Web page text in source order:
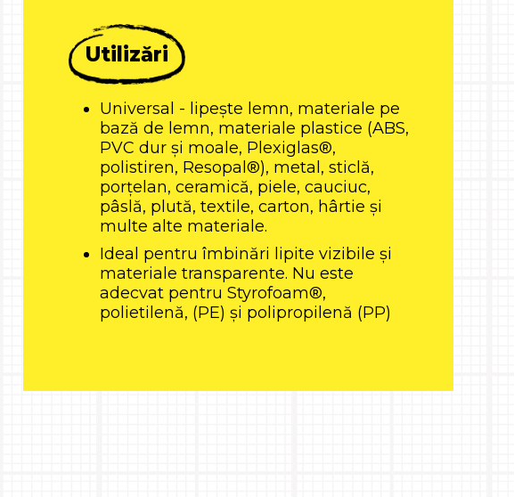
Utilizări
Universal - lipește lemn, materiale pe
bază de lemn, materiale plastice (ABS,
PVC dur și moale, Plexiglas®,
polistiren, Resopal®), metal, sticlă,
porțelan, ceramică, piele, cauciuc,
pâslă, plută, textile, carton, hârtie și
multe alte materiale.
Ideal pentru îmbinări lipite vizibile și
materiale transparente. Nu este
adecvat pentru Styrofoam®,
polietilenă, (PE) și polipropilenă (PP)